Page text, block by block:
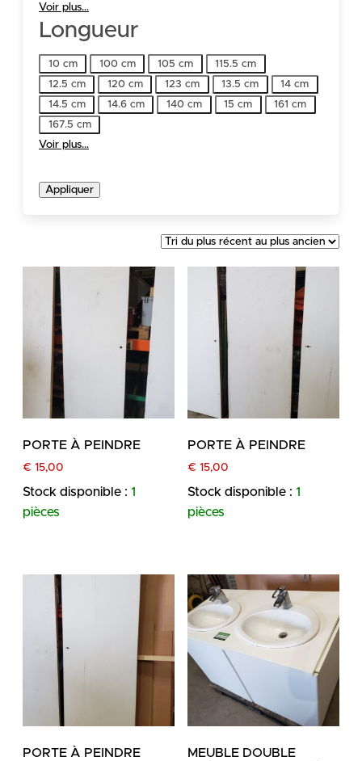
Voir plus…
Longueur
Longueur
10 cm 100 cm 105 cm
115.5 cm
12.5 cm
120 cm 123 cm 13.5 cm
14 cm
14.5 cm
14.6 cm 140 cm 15 cm
161 cm
167.5 cm
Voir plus…
Appliquer
PORTE À PEINDRE
€ 15,00
Stock disponible : 1
pièces
PORTE À PEINDRE
€ 15,00
Stock disponible : 1
pièces
PORTE À PEINDRE
MEUBLE DOUBLE